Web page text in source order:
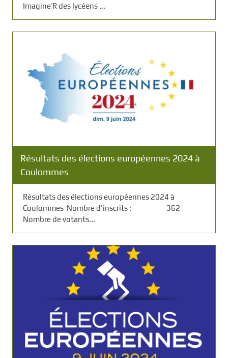
Imagine’R des lycéens ...
Résultats des élections européennes 2024 à
Coulommes
Résultats des élections européennes 2024 à
Coulommes Nombre d'inscrits : 362
Nombre de votants...